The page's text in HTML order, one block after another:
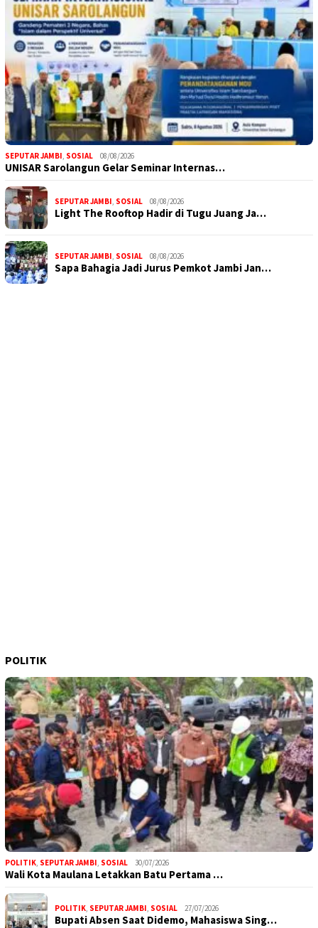
SEPUTAR JAMBI, SOSIAL 08/08/2026
UNISAR Sarolangun Gelar Seminar Internas…
SEPUTAR JAMBI, SOSIAL 08/08/2026
Light The Rooftop Hadir di Tugu Juang Ja…
SEPUTAR JAMBI, SOSIAL 08/08/2026
Sapa Bahagia Jadi Jurus Pemkot Jambi Jan…
POLITIK
POLITIK, SEPUTAR JAMBI, SOSIAL 30/07/2026
Wali Kota Maulana Letakkan Batu Pertama …
POLITIK, SEPUTAR JAMBI, SOSIAL 27/07/2026
Bupati Absen Saat Didemo, Mahasiswa Sing…